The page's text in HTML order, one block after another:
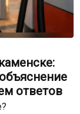
ответов